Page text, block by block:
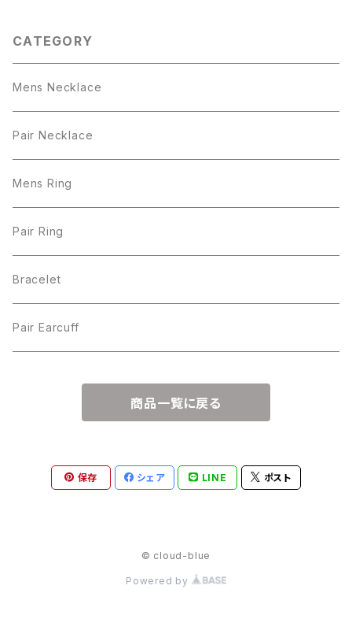
CATEGORY
Mens Necklace
Pair Necklace
Mens Ring
Pair Ring
Bracelet
Pair Earcuff
商品一覧に戻る
保存 シェア LINE ポスト
© cloud-blue
Powered by